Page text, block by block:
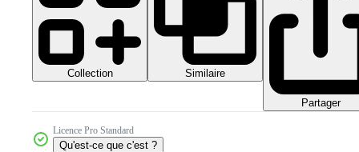
Collection Similaire
Partager
Licence Pro Standard
Qu'est-ce que c'est ?